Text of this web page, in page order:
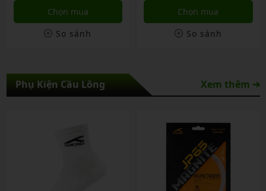
Chọn mua
So sánh
Chọn mua
So sánh
Phụ Kiện Cầu Lông Xem thêm ➔